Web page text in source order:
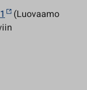
(Luovaamo